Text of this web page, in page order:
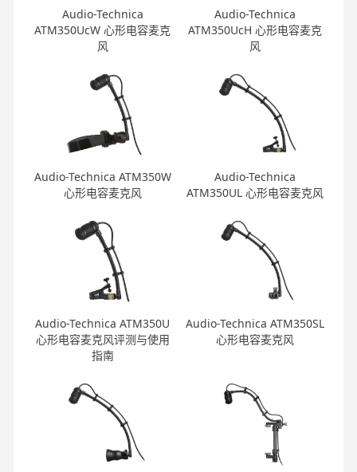
Audio-Technica
ATM350UcW 心形电容麦克
风
Audio-Technica
ATM350UcH 心形电容麦克
风
Audio-Technica ATM350W
心形电容麦克风
Audio-Technica
ATM350UL 心形电容麦克风
Audio-Technica ATM350U
心形电容麦克风评测与使用
指南
Audio-Technica ATM350SL
心形电容麦克风